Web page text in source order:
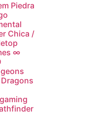
Piedra
Chica /
∞